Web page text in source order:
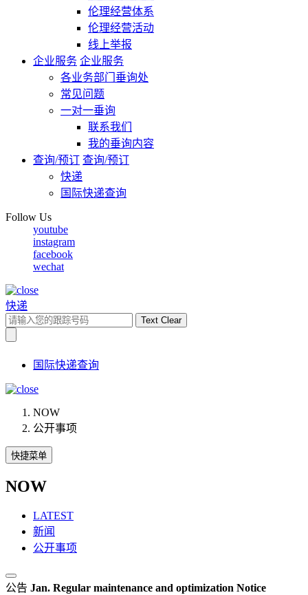
伦理经营体系
伦理经营活动
线上举报
企业服务 企业服务
各业务部门垂询处
常见问题
一对一垂询
联系我们
我的垂询内容
查询/预订 查询/预订
快递
国际快递查询
Follow Us
youtube
instagram
facebook
wechat
快递
Text Clear
国际快递查询
NOW
公开事项
快捷菜单
NOW
LATEST
新闻
公开事项
公告 Jan. Regular maintenance and optimization Notice